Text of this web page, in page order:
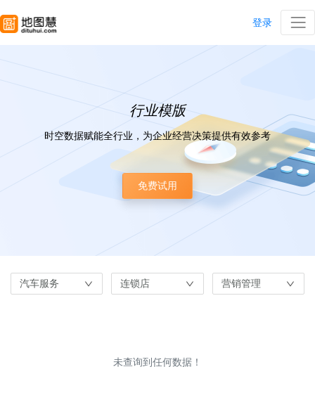
登录
行业模版
时空数据赋能全行业，为企业经营决策提供有效参考
免费试用
汽车服务 连锁店 营销管理
未查询到任何数据！